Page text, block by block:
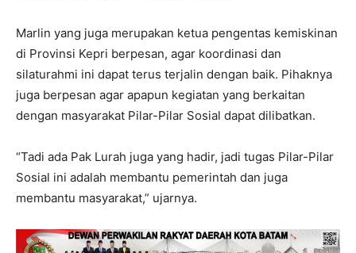
Marlin yang juga merupakan ketua pengentas kemiskinan
di Provinsi Kepri berpesan, agar koordinasi dan
silaturahmi ini dapat terus terjalin dengan baik. Pihaknya
juga berpesan agar apapun kegiatan yang berkaitan
dengan masyarakat Pilar-Pilar Sosial dapat dilibatkan.
“Tadi ada Pak Lurah juga yang hadir, jadi tugas Pilar-Pilar
Sosial ini adalah membantu pemerintah dan juga
membantu masyarakat,” ujarnya.